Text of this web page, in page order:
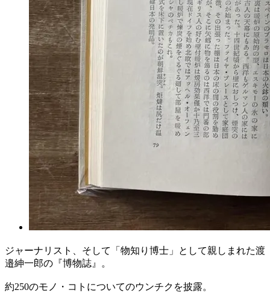
ジャーナリスト、そして「物知り博士」として親しまれた渡
邉紳一郎の『博物誌』。
約250のモノ・コトについてのウンチクを披露。